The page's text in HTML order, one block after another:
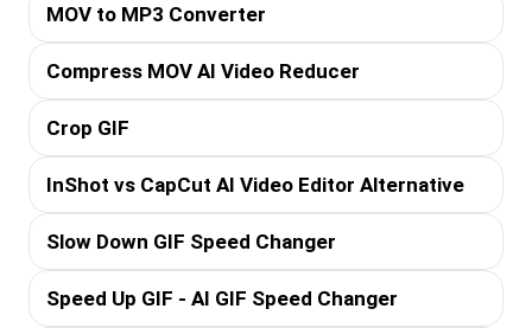
MOV to MP3 Converter
Compress MOV AI Video Reducer
Crop GIF
InShot vs CapCut AI Video Editor Alternative
Slow Down GIF Speed Changer
Speed Up GIF - AI GIF Speed Changer